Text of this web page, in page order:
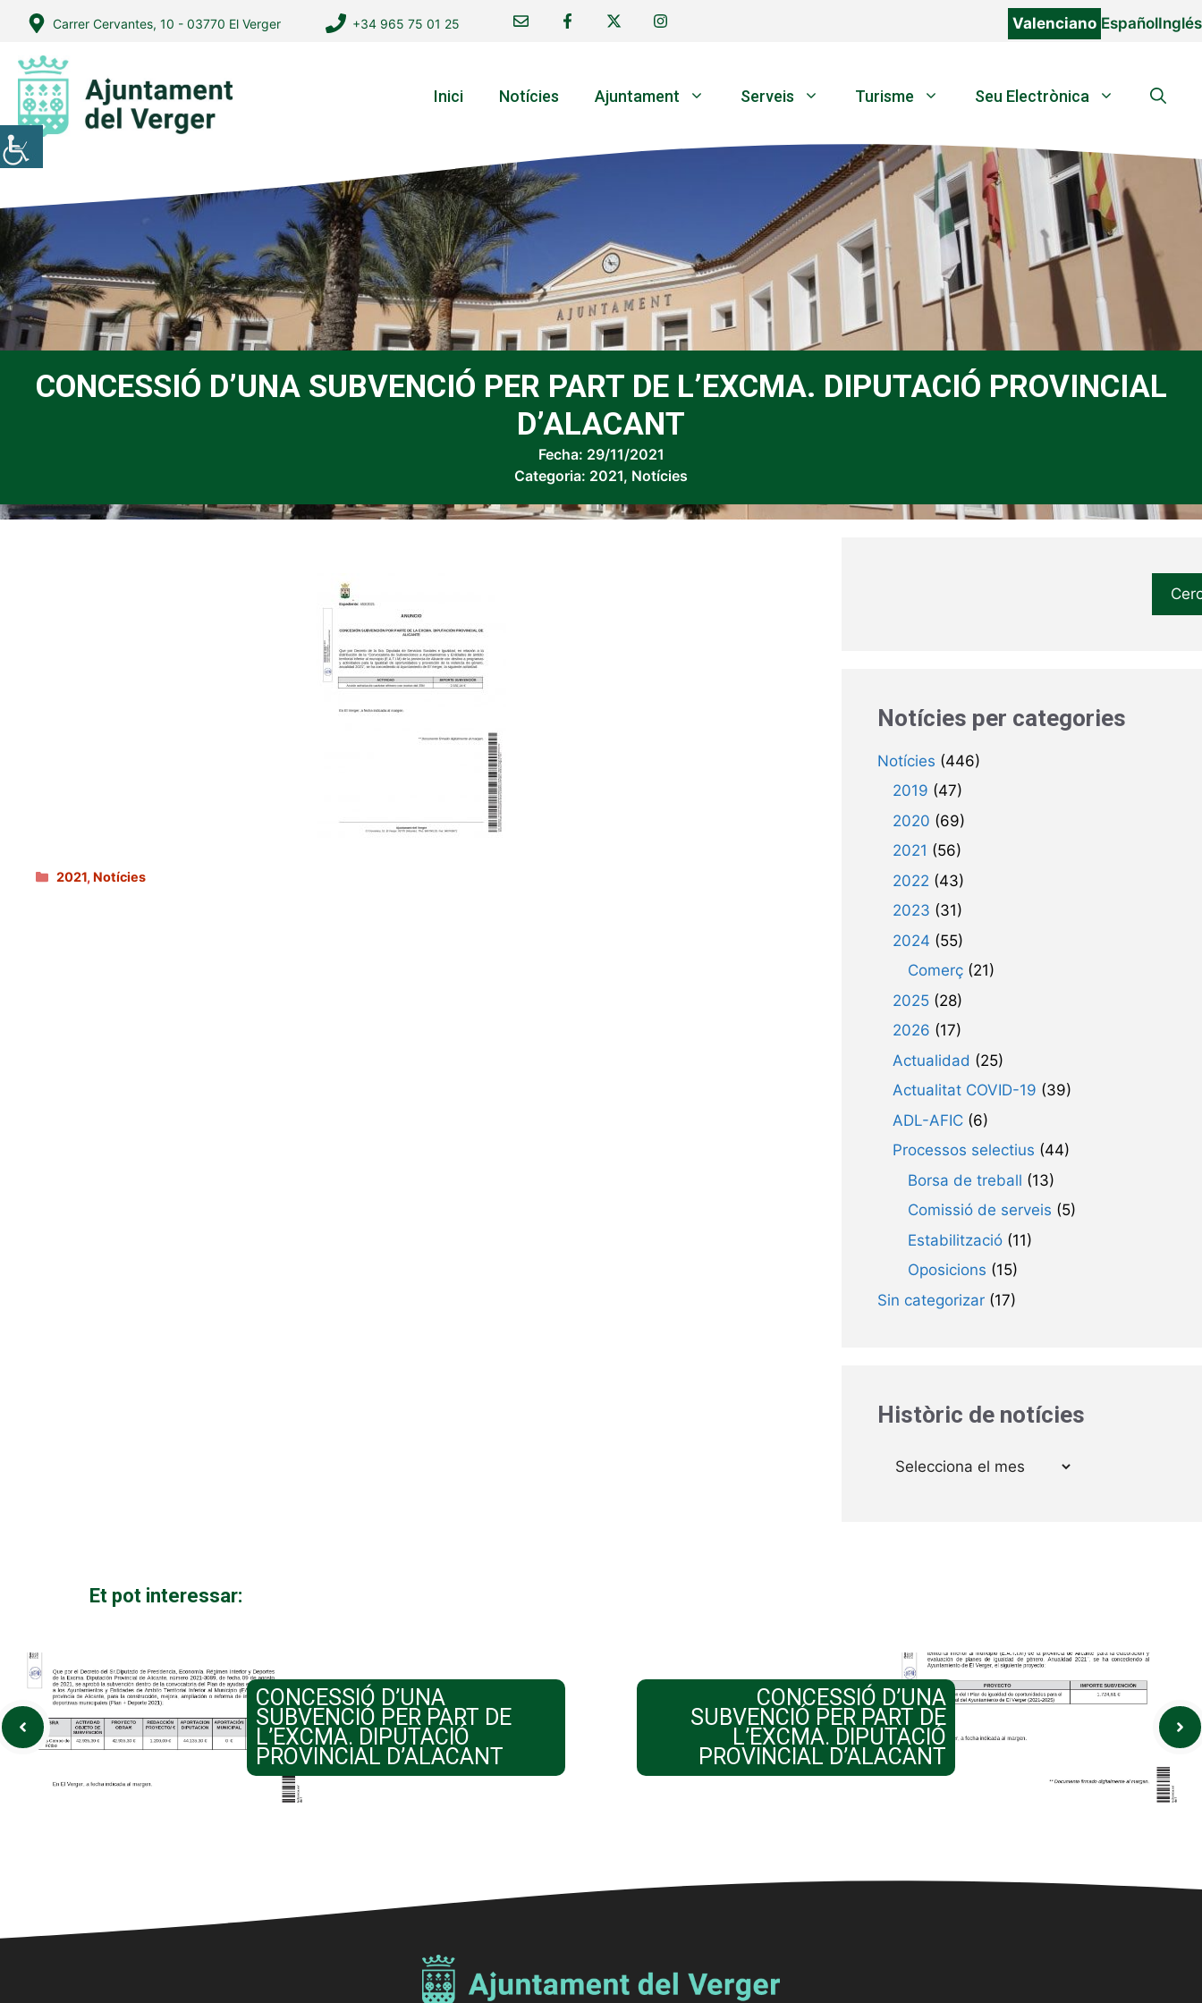
contingut
Carrer Cervantes, 10 - 03770 El Verger +34 965 75 01 25 Valenciano EspañolInglés
Inici Notícies Ajuntament Serveis Turisme Seu Electrònica
CONCESSIÓ D’UNA SUBVENCIÓ PER PART DE L’EXCMA. DIPUTACIÓ PROVINCIAL
D’ALACANT
Fecha: 29/11/2021
Categoria: 2021, Notícies
Categories
2021, Notícies
Notícies per categories
Notícies (446)
2019 (47)
2020 (69)
2021 (56)
2022 (43)
2023 (31)
2024 (55)
Comerç(21)
2025(28)
2026 (17)
Actualidad (25)
Actualitat COVID-19 (39)
ADL-AFIC(6)
Processos selectius (44)
Borsa de treball (13)
Comissió de serveis (5)
Estabilització(11)
Oposicions (15)
Sin categorizar(17)
Històric de notícies
Arxius
Et pot interessar:
CONCESSIÓ D’UNA
SUBVENCIÓ PER PART DE
L’EXCMA. DIPUTACIÓ
PROVINCIAL D’ALACANT
CONCESSIÓ D’UNA
SUBVENCIÓ PER PART DE
L’EXCMA. DIPUTACIÓ
PROVINCIAL D’ALACANT